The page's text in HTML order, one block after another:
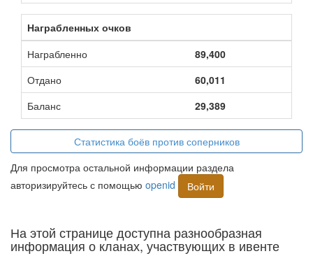
Награбленных очков
Награбленно
89,400
Отдано
60,011
Баланс
29,389
Статистика боёв против соперников
Для просмотра остальной информации раздела
авторизируйтесь с помощью openid Войти
На этой странице доступна разнообразная
информация о кланах, участвующих в ивенте